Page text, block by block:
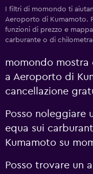
I filtri di momondo ti
Aeroporto di Kumamoto.
funzioni di prezzo e
carburante o di
momondo
a Aeroporto di
cancellazione
Posso noleggiare
equa sui
Kumamoto su
Posso trovare un